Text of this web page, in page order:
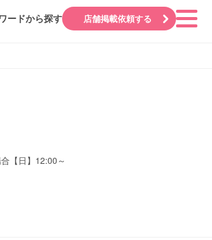
ードから探す 店舗掲載依頼する
【日】12:00～